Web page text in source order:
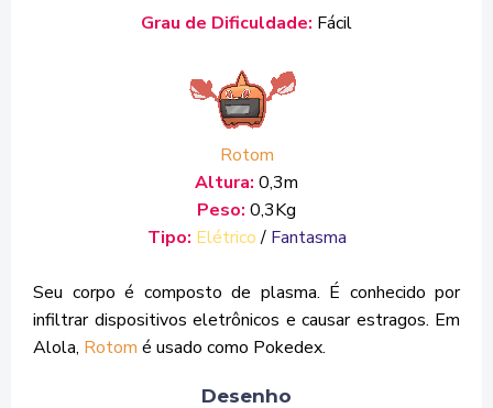
Grau de Dificuldade: Fácil
Rotom
Altura: 0,3m
Peso: 0,3Kg
Tipo: Elétrico/ Fantasma
Seu corpo é composto de plasma. É conhecido por
infiltrar dispositivos eletrônicos e causar estragos. Em
Alola, Rotom é usado como Pokedex.
Desenho